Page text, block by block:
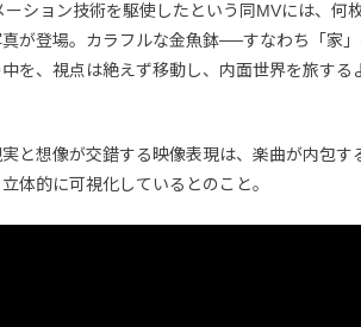
ーション技術を駆使したという同MVには、何
が登場。カラフルな金魚鉢──すなわち「家
を、視点は絶えず移動し、内面世界を旅する
と想像が交錯する映像表現は、楽曲が内包す
体的に可視化しているとのこと。